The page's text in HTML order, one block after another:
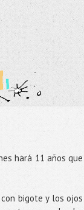
hará 11 años que
bigote y los ojos